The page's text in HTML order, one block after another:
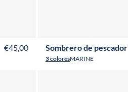
€45,00 Sombrero de pescador
3 coloresMARINE